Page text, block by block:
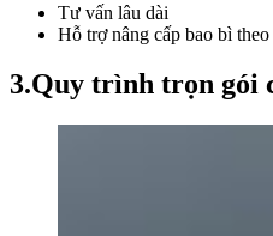
Tư vấn lâu dài
Hỗ trợ nâng cấp bao bì
3.Quy trình trọn gói